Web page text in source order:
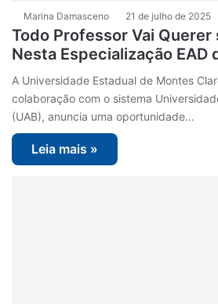
Marina Damasceno 21 de julho de 2025
Todo Professor Vai
Nesta Especialização EAD
A Universidade Estadual de Montes
colaboração com o sistema
(UAB), anuncia uma oportunidade…
Leia mais »